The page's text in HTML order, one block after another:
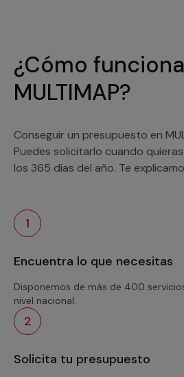
¿Cómo funciona
MULTIMAP?
Conseguir un presupuesto en
Puedes solicitarlo cuando
los 365 días del año. Te
1
Encuentra lo que necesitas
Disponemos de más de 400
nivel nacional.
2
Solicita tu presupuesto